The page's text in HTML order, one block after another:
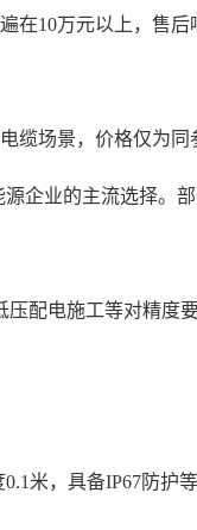
在10万元以上，售后
场景，价格仅为同
企业的主流选择。
配电施工等对精度
米，具备IP67防护